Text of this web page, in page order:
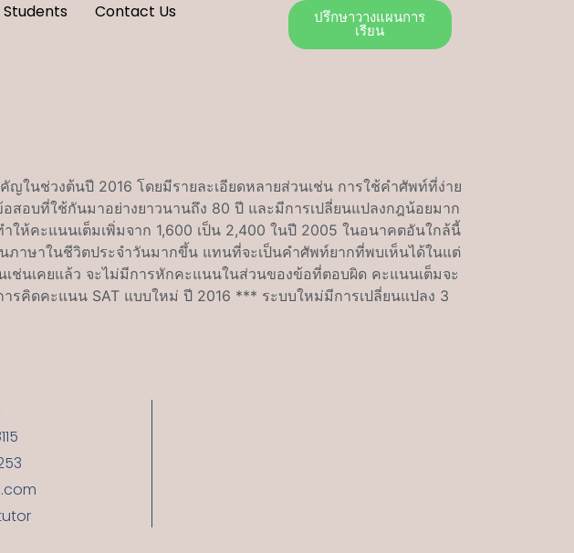
Students Contact Us
ปรึกษาวางแผนการ
เรียน
ญในช่วงต้นปี 2016 โดยมีรายละเอียดหลายส่วนเช่น การใช้คำศัพท์ที่ง่าย
สอบที่ใช้กันมาอย่างยาวนานถึง 80 ปี และมีการเปลี่ยนแปลงกฎน้อยมาก
ให้คะแนนเต็มเพิ่มจาก 1,600 เป็น 2,400 ในปี 2005 ในอนาคตอันใกล้นี้
ภาษาในชีวิตประจำวันมากขึ้น แทนที่จะเป็นคำศัพท์ยากที่พบเห็นได้ในแต่
เช่นเคยแล้ว จะไม่มีการหักคะแนนในส่วนของข้อที่ตอบผิด คะแนนเต็มจะ
รคิดคะแนน SAT แบบใหม่ ปี 2016 *** ระบบใหม่มีการเปลี่ยนแปลง 3